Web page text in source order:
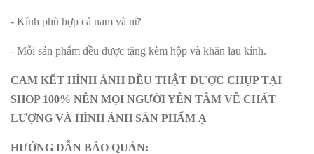
- Kính phù hợp cả nam và nữ
- Mỗi sản phẩm đều được tặng kèm hộp và khăn lau kính.
CAM KẾT HÌNH ẢNH ĐỀU THẬT ĐƯỢC CHỤP TẠI
SHOP 100% NÊN MỌI NGƯỜI YÊN TÂM VÊ CHẤT
LƯỢNG VÀ HÌNH ẢNH SẢN PHẨM Ạ
HƯỚNG DẪN BẢO QUẢN: